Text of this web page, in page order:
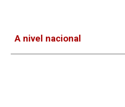
A nivel nacional